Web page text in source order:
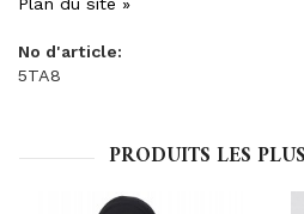
No d'article:
5TA8
PRODUITS LES